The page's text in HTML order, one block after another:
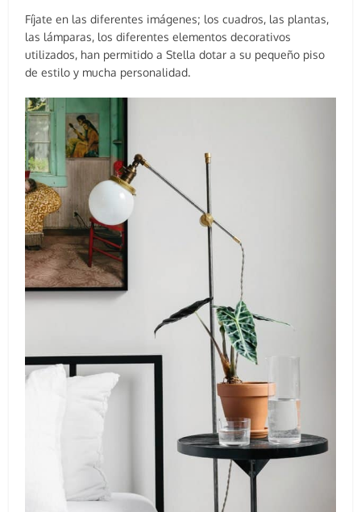
Fíjate en las diferentes imágenes; los cuadros, las plantas,
las lámparas, los diferentes elementos decorativos
utilizados, han permitido a Stella dotar a su pequeño piso
de estilo y mucha personalidad.